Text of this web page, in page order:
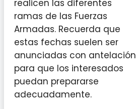
realicen las diferentes
ramas de las Fuerzas
Armadas. Recuerda que
estas fechas suelen ser
anunciadas con antelación
para que los interesados
puedan prepararse
adecuadamente.